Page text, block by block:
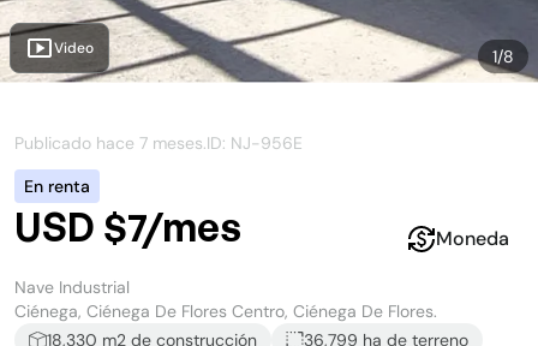
1/8
Video
Publicado hace 7 meses.ID: NJ-956E
En renta
USD $7/mes Moneda
Nave Industrial
Ciénega, Ciénega De Flores Centro, Ciénega De Flores.
18,330 m2 de construcción 36,799 ha de terreno